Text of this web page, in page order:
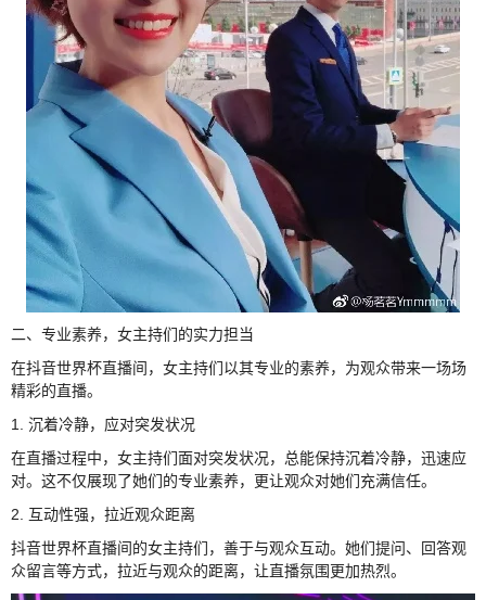
二、专业素养，女主持们的实力担当
在抖音世界杯直播间，女主持们以其专业的素养，为观众带来一场场
精彩的直播。
1. 沉着冷静，应对突发状况
在直播过程中，女主持们面对突发状况，总能保持沉着冷静，迅速应
对。这不仅展现了她们的专业素养，更让观众对她们充满信任。
2. 互动性强，拉近观众距离
抖音世界杯直播间的女主持们，善于与观众互动。她们提问、回答观
众留言等方式，拉近与观众的距离，让直播氛围更加热烈。